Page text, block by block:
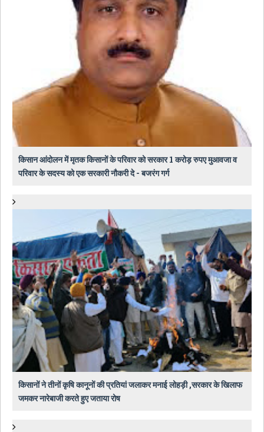
किसान आंदोलन में मृतक किसानों के परिवार को सरकार 1 करोड़ रुपए मुआवजा व
परिवार के सदस्य को एक सरकारी नौकरी दे - बजरंग गर्ग
किसानों ने तीनों कृषि कानूनों की प्रतियां जलाकर मनाई लोहड़ी ,सरकार के खिलाफ
जमकर नारेबाजी करते हुए जताया रोष